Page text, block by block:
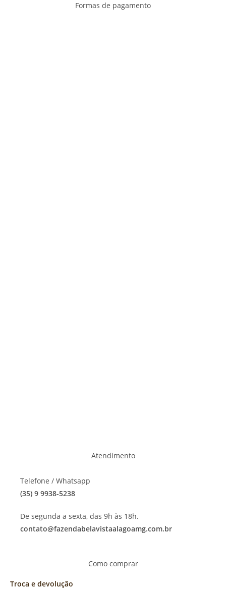
Formas de pagamento
Atendimento
Telefone / Whatsapp
(35) 9 9938-5238
De segunda a sexta, das 9h às 18h.
contato@fazendabelavistaalagoamg.com.br
Como comprar
Troca e devolução